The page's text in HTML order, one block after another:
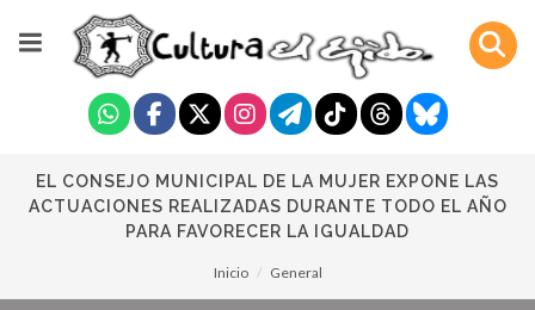
EL CONSEJO MUNICIPAL DE LA MUJER EXPONE LAS
ACTUACIONES REALIZADAS DURANTE TODO EL AÑO
PARA FAVORECER LA IGUALDAD
Inicio General